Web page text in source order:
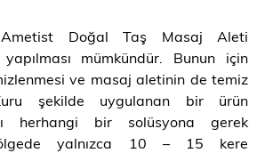
Doğal Taş Masaj Aleti
mümkündür. Bunun için
ve masaj aletinin de temiz
şekilde uygulanan bir ürün
herhangi bir solüsyona gerek
yalnızca 10 – 15 kere